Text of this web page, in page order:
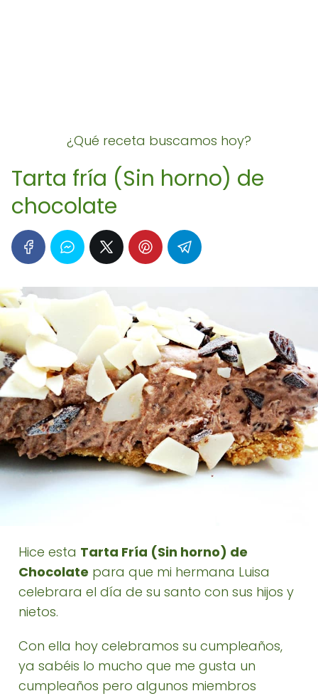
¿Qué receta buscamos hoy?
Tarta fría (Sin horno) de
chocolate
Hice esta Tarta Fría (Sin horno) de
Chocolate para que mi hermana Luisa
celebrara el día de su santo con sus hijos y
nietos.
Con ella hoy celebramos su cumpleaños,
ya sabéis lo mucho que me gusta un
cumpleaños pero algunos miembros